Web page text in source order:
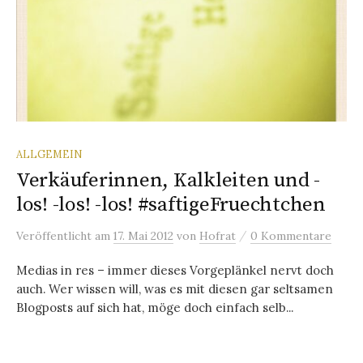
ALLGEMEIN
Verkäuferinnen, Kalkleiten und -
los! -los! -los! #saftigeFruechtchen
Veröffentlicht am 17. Mai 2012 von Hofrat / 0 Kommentare
Medias in res – immer dieses Vorgeplänkel nervt doch
auch. Wer wissen will, was es mit diesen gar seltsamen
Blogposts auf sich hat, möge doch einfach selb...